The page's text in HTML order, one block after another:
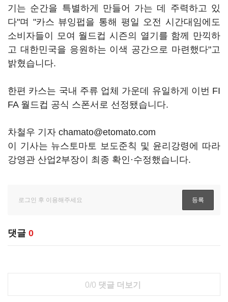
기는 순간을 특별하게 만들어 가는 데 주력하고 있
다"며 "카스 뷰잉펍을 통해 평일 오전 시간대임에도
소비자들이 모여 월드컵 시즌의 열기를 함께 만끽하
고 대한민국을 응원하는 이색 공간으로 마련했다"고
밝혔습니다.
한편 카스는 국내 주류 업체 가운데 유일하게 이번 FI
FA 월드컵 공식 스폰서로 선정됐습니다.
차철우 기자 chamato@etomato.com
이 기사는 뉴스토마토 보도준칙 및 윤리강령에 따라
강영관 산업2부장이 최종 확인·수정했습니다.
댓글 0
0/0 댓글 더보기